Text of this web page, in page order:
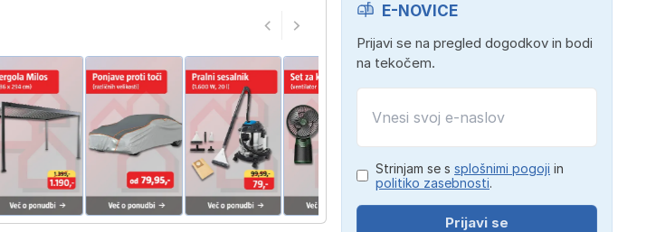
E-NOVICE
Prijavi se na pregled dogodkov in bodi
na tekočem.
Strinjam se s splošnimi pogoji in
politiko zasebnosti.
Prijavi se